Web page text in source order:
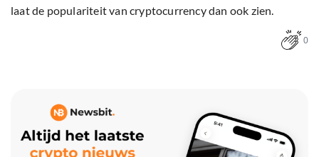
laat de populariteit van cryptocurrency dan ook zien.
0